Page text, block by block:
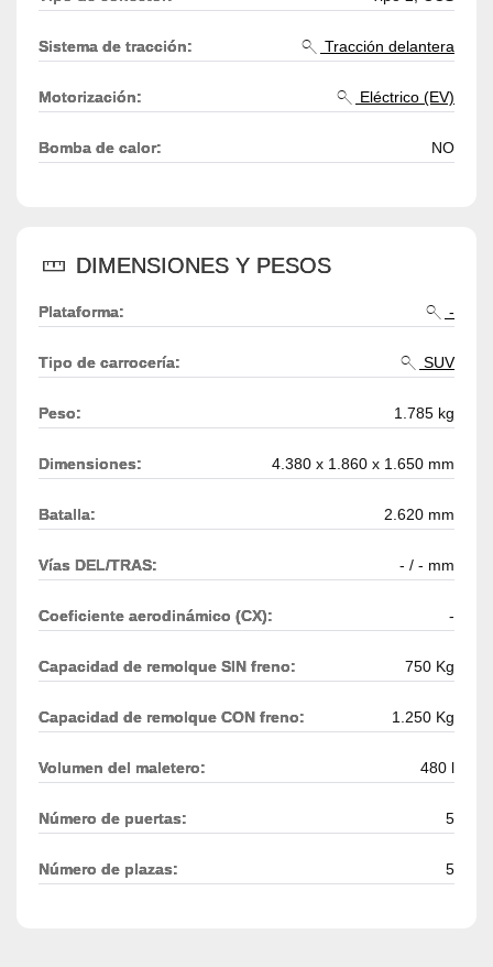
Sistema de tracción: Tracción delantera
Motorización: Eléctrico (EV)
Bomba de calor: NO
DIMENSIONES Y PESOS
Plataforma: -
Tipo de carrocería: SUV
Peso: 1.785 kg
Dimensiones: 4.380 x 1.860 x 1.650 mm
Batalla: 2.620 mm
Vías DEL/TRAS: - / - mm
Coeficiente aerodinámico (CX): -
Capacidad de remolque SIN freno: 750 Kg
Capacidad de remolque CON freno: 1.250 Kg
Volumen del maletero: 480 l
Número de puertas: 5
Número de plazas: 5